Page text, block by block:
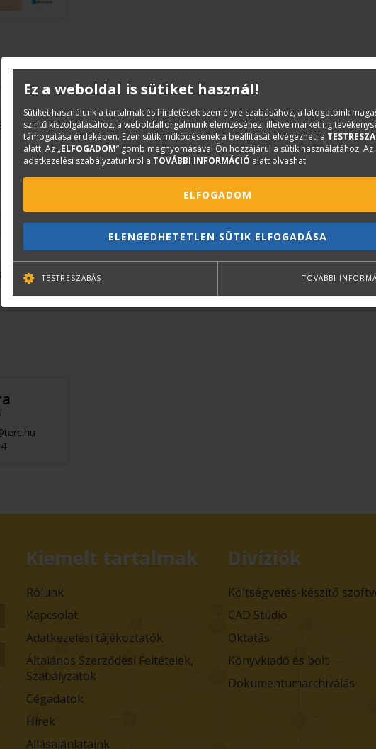
Leírás
A könyv olyan tizenéves fiatalok számára íródott,
nincs, de jövőjüket ebben a szakmában képzelik el. A
első lépéseknek a gépésszé válás útján.
A központi tananyagban a forgácsoláshoz tartozó
egységesen tárgyalja a forgácsolási technológiákat,
technológiai számításait, ezzel teljes képet mutatva be a
Kiemelt tartalmak
Rólunk
Kapcsolat
Adatkezelési tájékoztatók
Általános Szerződési Feltételek,
Szabályzatok
Cégadatok
Hírek
Állásajánlataink
Divíziók
Költségvetés-készítő
CAD Stúdió
Oktatás
Könyvkiadó és bolt
Dokumentumarchiválás
Ez a weboldal is sütiket használ!
Sütiket használunk a tartalmak és hirdetések személyre szabásához, a látogatóink
szintű kiszolgálásához, a weboldalforgalmunk elemzéséhez, illetve marketing
támogatása érdekében. Ezen sütik működésének a beállítását elvégezheti a
alatt. Az „ELFOGADOM” gomb megnyomásával Ön hozzájárul a sütik használatához. Az
adatkezelési szabályzatunkról a TOVÁBBI INFORMÁCIÓ alatt olvashat.
ELFOGADOM
ELENGEDHETETLEN SÜTIK ELFOGADÁSA
TESTRESZABÁS TOVÁBBI